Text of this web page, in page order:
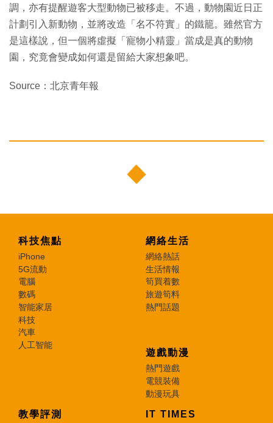
調，亦有提醒遊客大型動物已被移走。不過，動物園近日正
計劃引入新動物，並將改造「名不符實」的鐵籠。雖然官方
是這樣說，但一個將虛擬「寵物小精靈」當成是真的動物
園，究竟會變成如何還是留給大家想象吧。
Source：北京青年報
科技焦點
iPhone
5G流動
電腦
數碼
智能家居
科技
汽車
人工智能
網絡生活
網絡熱話
生活情報
筍買着數
旅遊筍料
熱門話題
遊戲動漫
熱門遊戲
電競裝備
動漫玩具
教學評測 IT TIMES